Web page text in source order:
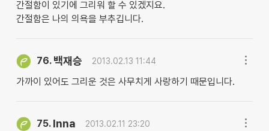
간절함이 있기에 그리워 할 수 있겠지요.
간절함은 나의 의욕을 부추깁니다.
76. 백재승 2013.02.13 11:44
가까이 있어도 그리운 것은 사무치게 사랑하기 때문입니다.
75. Inna 2013.02.11 23:20